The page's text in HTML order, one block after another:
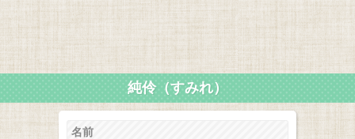
純伶（すみれ）
名前